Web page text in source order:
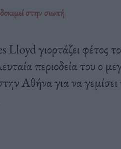
στην σιωπή
γιορτάζει φέτος
περιοδεία του ο
Αθήνα για να